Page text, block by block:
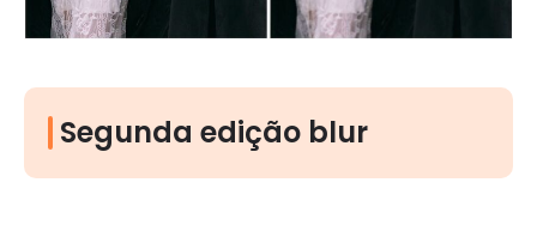
Segunda edição blur